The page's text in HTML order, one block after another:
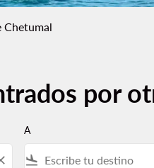
Chetumal
por
A
flight_land